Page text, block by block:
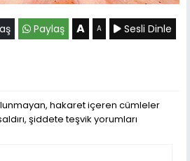
Paylaş A A Sesli Dinle
hakaret içeren cümleler
şiddete teşvik yorumları